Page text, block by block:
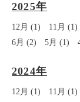
2025年
12月 (1) 11月 (1)
6月 (2)
5月 (1)
2024年
12月 (1) 11月 (1)